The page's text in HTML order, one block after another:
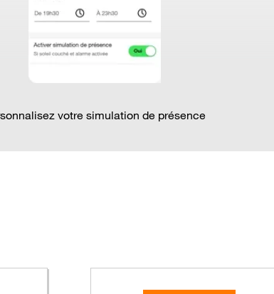
votre simulation de présence